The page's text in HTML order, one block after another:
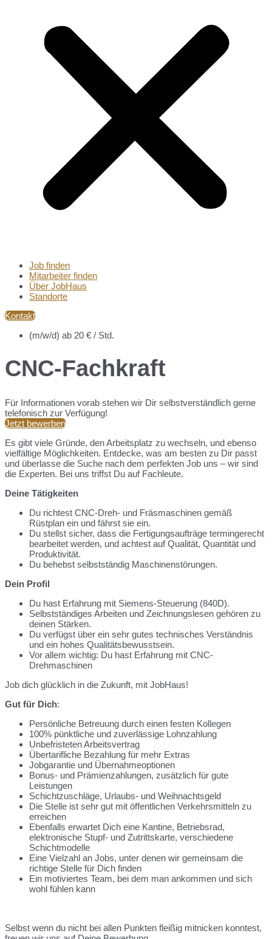
Job finden
Mitarbeiter finden
Über JobHaus
Standorte
Kontakt
(m/w/d) ab 20 € / Std.
CNC-Fachkraft
Für Informationen vorab stehen wir Dir selbstverständlich gerne
telefonisch zur Verfügung!
Jetzt bewerben
Es gibt viele Gründe, den Arbeitsplatz zu wechseln, und ebenso
vielfältige Möglichkeiten. Entdecke, was am besten zu Dir passt
und überlasse die Suche nach dem perfekten Job uns – wir sind
die Experten. Bei uns triffst Du auf Fachleute.
Deine Tätigkeiten
Du richtest CNC-Dreh- und Fräsmaschinen gemäß
Rüstplan ein und fährst sie ein.
Du stellst sicher, dass die Fertigungsaufträge termingerecht
bearbeitet werden, und achtest auf Qualität, Quantität und
Produktivität.
Du behebst selbstständig Maschinenstörungen.
Dein Profil
Du hast Erfahrung mit Siemens-Steuerung (840D).
Selbstständiges Arbeiten und Zeichnungslesen gehören zu
deinen Stärken.
Du verfügst über ein sehr gutes technisches Verständnis
und ein hohes Qualitätsbewusstsein.
Vor allem wichtig: Du hast Erfahrung mit CNC-
Drehmaschinen
Job dich glücklich in die Zukunft, mit JobHaus!
Gut für Dich:
Persönliche Betreuung durch einen festen Kollegen
100% pünktliche und zuverlässige Lohnzahlung
Unbefristeten Arbeitsvertrag
Übertarifliche Bezahlung für mehr Extras
Jobgarantie und Übernahmeoptionen
Bonus- und Prämienzahlungen, zusätzlich für gute
Leistungen
Schichtzuschläge, Urlaubs- und Weihnachtsgeld
Die Stelle ist sehr gut mit öffentlichen Verkehrsmitteln zu
erreichen
Ebenfalls erwartet Dich eine Kantine, Betriebsrad,
elektronische Stupf- und Zutrittskarte, verschiedene
Schichtmodelle
Eine Vielzahl an Jobs, unter denen wir gemeinsam die
richtige Stelle für Dich finden
Ein motiviertes Team, bei dem man ankommen und sich
wohl fühlen kann
Selbst wenn du nicht bei allen Punkten fleißig mitnicken konntest,